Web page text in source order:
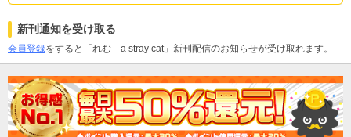
新刊通知を受け取る
会員登録をすると「れむ a stray cat」新刊配信のお知らせが受け取れます。